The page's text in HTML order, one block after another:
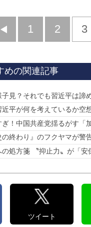
前
1 2 3
めの関連記事
見？それでも習近平は諦
平が何を考えているか空
！中国共産党揺るがす「
終わり』のフクヤマが警
処方箋 〝抑止力〟が「安
ツイート